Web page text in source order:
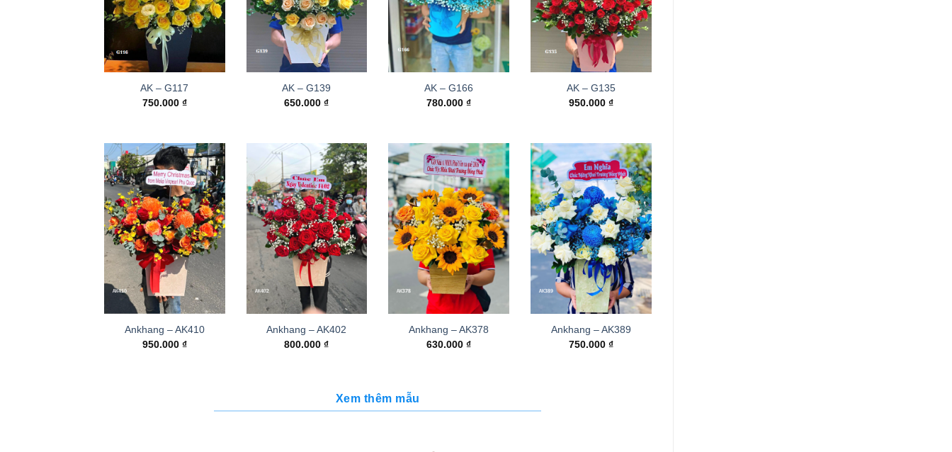
AK – G117
750.000 ₫
AK – G139
650.000₫
AK – G166
780.000₫
AK – G135
950.000 ₫
Ankhang – AK410
950.000 ₫
Ankhang – AK402
800.000₫
Ankhang – AK378
630.000₫
Ankhang – AK389
750.000 ₫
Xem thêm mẫu